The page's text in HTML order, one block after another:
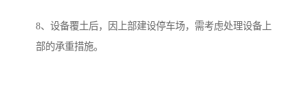
8、设备覆土后，因上部建设停车场，需考虑处理设备上
部的承重措施。